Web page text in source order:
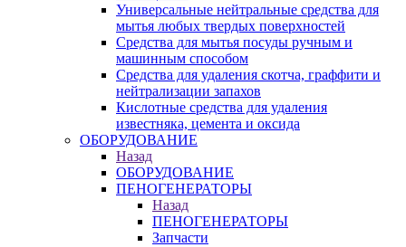
Универсальные нейтральные средства для
мытья любых твердых поверхностей
Средства для мытья посуды ручным и
машинным способом
Средства для удаления скотча, граффити и
нейтрализации запахов
Кислотные средства для удаления
известняка, цемента и оксида
ОБОРУДОВАНИЕ
Назад
ОБОРУДОВАНИЕ
ПЕНОГЕНЕРАТОРЫ
Назад
ПЕНОГЕНЕРАТОРЫ
Запчасти